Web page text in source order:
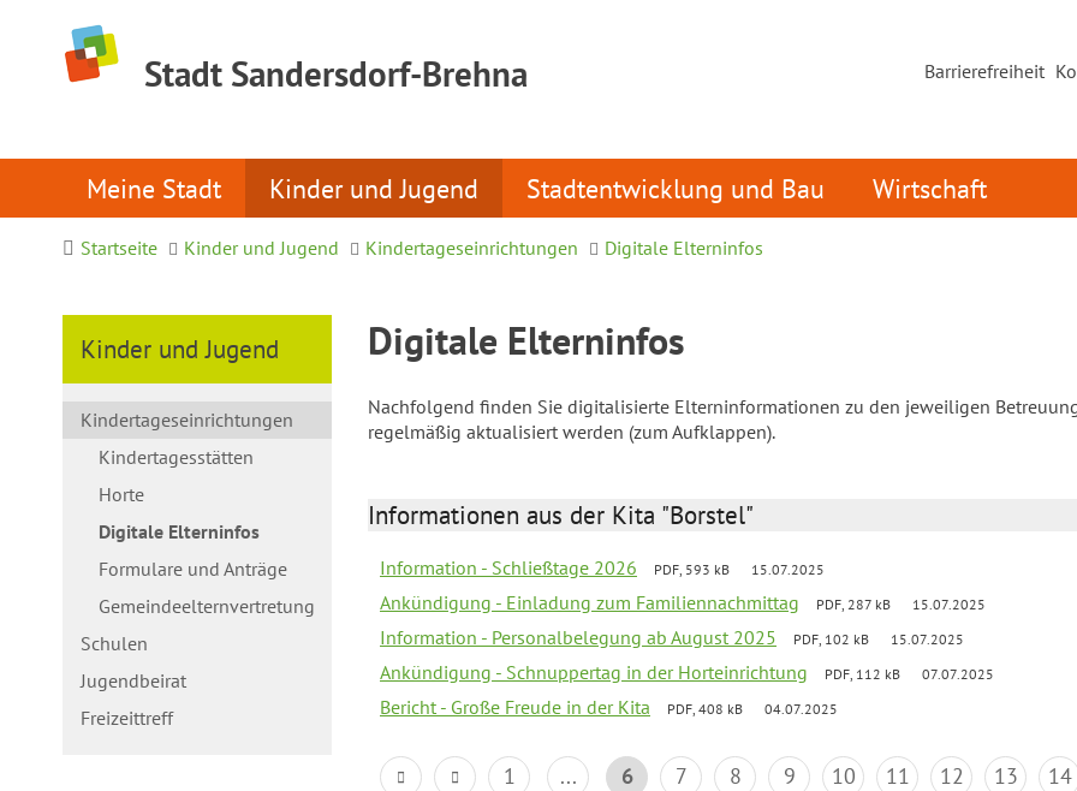
Stadt Sandersdorf-Brehna Barrierefreiheit
Meine Stadt Kinder und Jugend Stadtentwicklung und Bau Wirtschaft
Startseite Kinder und Jugend Kindertageseinrichtungen Digitale Elterninfos
Kinder und Jugend
Kindertageseinrichtungen
Kindertagesstätten
Horte
Digitale Elterninfos
Formulare und Anträge
Gemeindeelternvertretung
Schulen
Jugendbeirat
Freizeittreff
Digitale Elterninfos
Nachfolgend finden Sie digitalisierte Elterninformationen zu den jeweiligen
regelmäßig aktualisiert werden (zum Aufklappen).
Informationen aus der Kita "Borstel"
Information - Schließtage 2026 PDF, 593 kB 15.07.2025
Ankündigung - Einladung zum Familiennachmittag PDF, 287 kB 15.07.2025
Information - Personalbelegung ab August 2025 PDF, 102 kB 15.07.2025
Ankündigung - Schnuppertag in der Horteinrichtung PDF, 112 kB 07.07.2025
Bericht - Große Freude in der Kita PDF, 408 kB 04.07.2025
1 ... 6 7 8 9 10 11 12 13 14